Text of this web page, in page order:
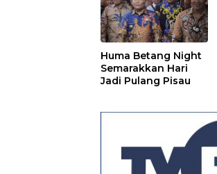
Huma Betang Night
Semarakkan Hari
Jadi Pulang Pisau